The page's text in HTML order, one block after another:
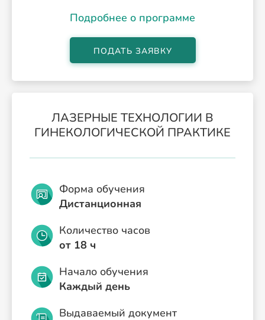
Подробнее о программе
ПОДАТЬ ЗАЯВКУ
ЛАЗЕРНЫЕ ТЕХНОЛОГИИ В
ГИНЕКОЛОГИЧЕСКОЙ ПРАКТИКЕ
Форма обучения
Дистанционная
Количество часов
от 18 ч
Начало обучения
Каждый день
Выдаваемый документ